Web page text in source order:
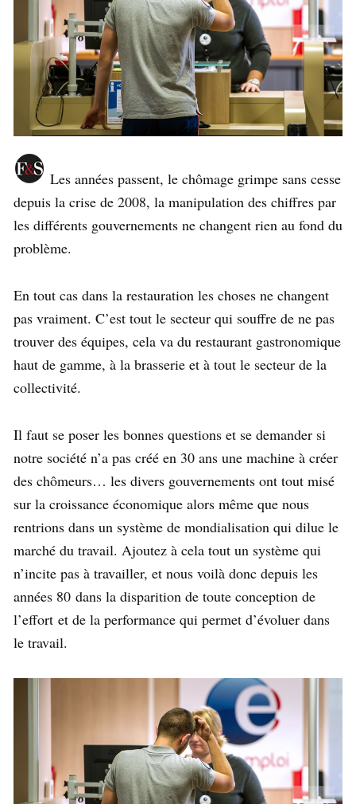
Les années passent, le chômage grimpe sans cesse
depuis la crise de 2008, la manipulation des chiffres par
les différents gouvernements ne changent rien au fond du
problème.
En tout cas dans la restauration les choses ne changent
pas vraiment. C’est tout le secteur qui souffre de ne pas
trouver des équipes, cela va du restaurant gastronomique
haut de gamme, à la brasserie et à tout le secteur de la
collectivité.
Il faut se poser les bonnes questions et se demander si
notre société n’a pas créé en 30 ans une machine à créer
des chômeurs… les divers gouvernements ont tout misé
sur la croissance économique alors même que nous
rentrions dans un système de mondialisation qui dilue le
marché du travail. Ajoutez à cela tout un système qui
n’incite pas à travailler, et nous voilà donc depuis les
années 80 dans la disparition de toute conception de
l’effort et de la performance qui permet d’évoluer dans
le travail.